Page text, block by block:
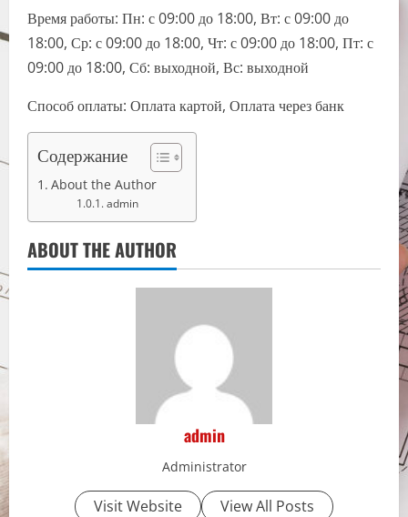
Время работы: Пн: с 09:00 до 18:00, Вт: с 09:00 до
18:00, Ср: с 09:00 до 18:00, Чт: с 09:00 до 18:00, Пт: с
09:00 до 18:00, Сб: выходной, Вс: выходной
Способ оплаты: Оплата картой, Оплата через банк
Содержание
About the Author
admin
ABOUT THE AUTHOR
admin
Administrator
Visit Website View All Posts